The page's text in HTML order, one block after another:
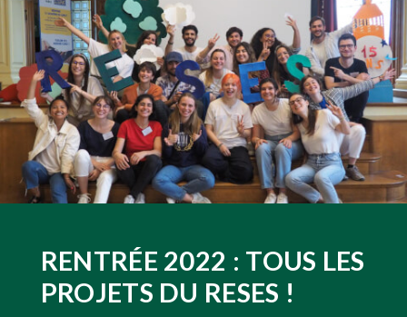
RENTRÉE 2022 : TOUS LES
PROJETS DU RESES !